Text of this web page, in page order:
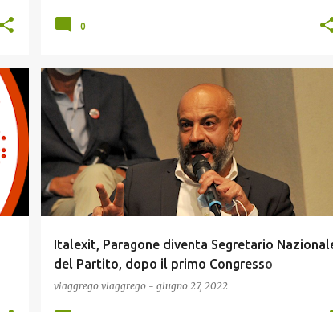
0
Italexit, Paragone diventa Segretario
del Partito, dopo il primo Congresso
Nazionale!
viaggrego viaggrego - giugno 27, 2022
ECONOMIA NEWS POLITICA